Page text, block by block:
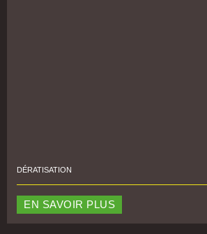
DÉRATISATION
EN SAVOIR PLUS